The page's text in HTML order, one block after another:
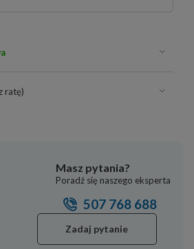
ratę)
Masz pytania?
Poradź się naszego eksperta
507 768 688
Zadaj pytanie